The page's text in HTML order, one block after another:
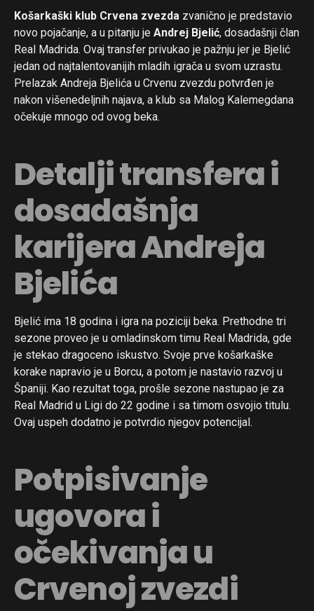
Košarkaški klub Crvena zvezda zvanično je predstavio
novo pojačanje, a u pitanju je Andrej Bjelić, dosadašnji član
Real Madrida. Ovaj transfer privukao je pažnju jer je Bjelić
jedan od najtalentovanijih mladih igrača u svom uzrastu.
Prelazak Andreja Bjelića u Crvenu zvezdu potvrđen je
nakon višenedeljnih najava, a klub sa Malog Kalemegdana
očekuje mnogo od ovog beka.
Detalji transfera i
dosadašnja
karijera Andreja
Bjelića
Bjelić ima 18 godina i igra na poziciji beka. Prethodne tri
sezone proveo je u omladinskom timu Real Madrida, gde
je stekao dragoceno iskustvo. Svoje prve košarkaške
korake napravio je u Borcu, a potom je nastavio razvoj u
Španiji. Kao rezultat toga, prošle sezone nastupao je za
Real Madrid u Ligi do 22 godine i sa timom osvojio titulu.
Ovaj uspeh dodatno je potvrdio njegov potencijal.
Potpisivanje
ugovora i
očekivanja u
Crvenoj zvezdi